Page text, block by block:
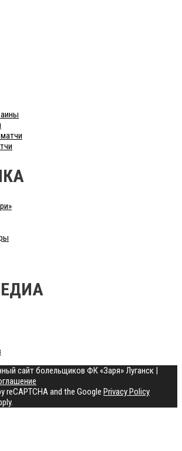
сайт болельщиков ФК «Заря» Луганск |
reCAPTCHA and the Google Privacy Policy